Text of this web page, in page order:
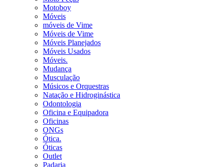
Motoboy
Móveis
móveis de Vime
Móveis de Vime
Móveis Planejados
Móveis Usados
Móveis.
Mudança
Musculação
Músicos e Orquestras
Natação e Hidroginástica
Odontologia
Oficina e Equipadora
Oficinas
ONGs
Ótica.
Óticas
Outlet
Padaria